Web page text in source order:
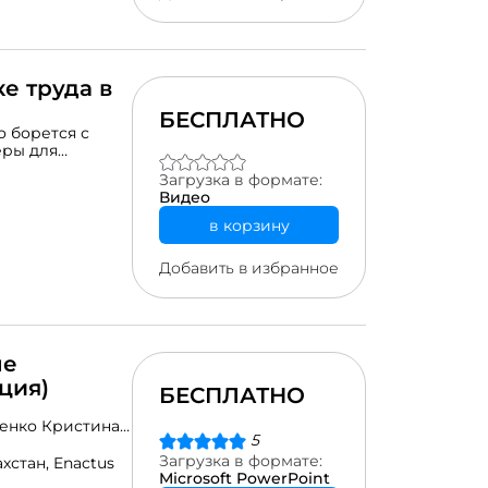
труда в
борется с
для
всех
основные
в области
создание
жизни в
труда
закупок и
рынке
БЕСПЛАТНО
Загрузка в формате:
Видео
в корзину
Добавить в избранное
поискаEnactus
БЕСПЛАТНО
5
Загрузка в формате:
Microsoft PowerPoint